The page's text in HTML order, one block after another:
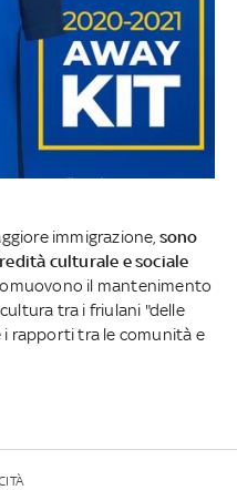
immigrazione, sono
culturale e sociale
il mantenimento
tra i friulani "delle
i rapporti tra le comunità e